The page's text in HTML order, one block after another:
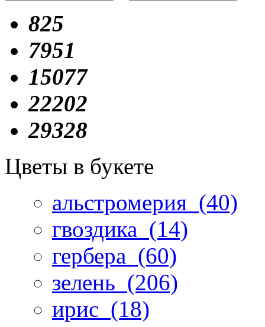
825
7951
15077
22202
29328
Цветы в букете
альстромерия (40)
гвоздика (14)
гербера (60)
зелень (206)
ирис (18)